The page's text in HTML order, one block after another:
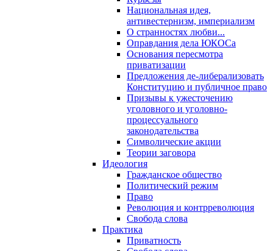
Национальная идея,
антивестернизм, империализм
О странностях любви...
Оправдания дела ЮКОСа
Основания пересмотра
приватизации
Предложения де-либерализовать
Конституцию и публичное право
Призывы к ужесточению
уголовного и уголовно-
процессуального
законодательства
Символические акции
Теории заговора
Идеология
Гражданское общество
Политический режим
Право
Революция и контрреволюция
Свобода слова
Практика
Приватность